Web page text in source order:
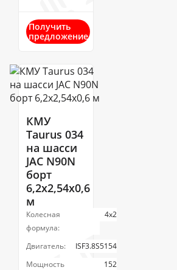
Получить
предложение
КМУ
Taurus 034
на шасси
JAC N90N
борт
6,2х2,54х0,6
м
Колесная
формула:
4х2
Двигатель:
ISF3.8S5154
Мощность
152